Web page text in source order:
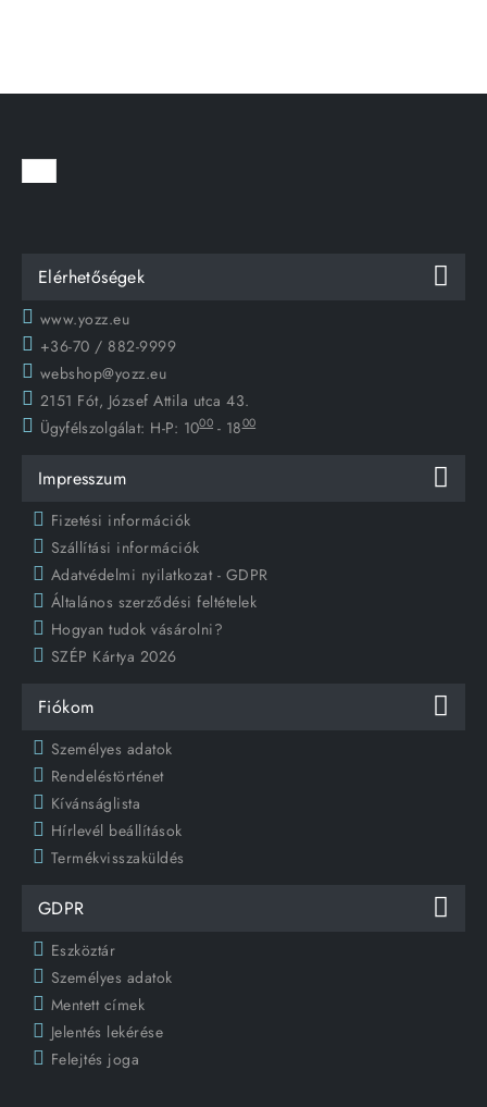
Elérhetőségek
www.yozz.eu
+36-70 / 882-9999
webshop@yozz.eu
2151 Fót, József Attila utca 43.
Ügyfélszolgálat: H-P: 1000 - 1800
Impresszum
Fizetési információk
Szállítási információk
Adatvédelmi nyilatkozat - GDPR
Általános szerződési feltételek
Hogyan tudok vásárolni?
SZÉP Kártya 2026
Fiókom
Személyes adatok
Rendeléstörténet
Kívánságlista
Hírlevél beállítások
Termékvisszaküldés
GDPR
Eszköztár
Személyes adatok
Mentett címek
Jelentés lekérése
Felejtés joga